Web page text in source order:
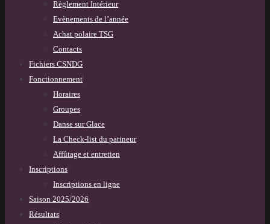
Règlement Intérieur
Evènements de l’année
Achat polaire TSG
Contacts
Fichiers CSNDG
Fonctionnement
Horaires
Groupes
Danse sur Glace
La Check-list du patineur
Affûtage et entretien
Inscriptions
Inscriptions en ligne
Saison 2025/2026
Résultats